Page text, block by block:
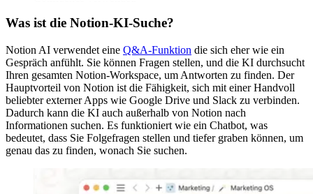
Was ist die Notion-KI-Suche?
Notion AI verwendet eine Q&A-Funktion die sich eher wie ein
Gespräch anfühlt. Sie können Fragen stellen, und die KI durchsucht
Ihren gesamten Notion-Workspace, um Antworten zu finden. Der
Hauptvorteil von Notion ist die Fähigkeit, sich mit einer Handvoll
beliebter externer Apps wie Google Drive und Slack zu verbinden.
Dadurch kann die KI auch außerhalb von Notion nach
Informationen suchen. Es funktioniert wie ein Chatbot, was
bedeutet, dass Sie Folgefragen stellen und tiefer graben können, um
genau das zu finden, wonach Sie suchen.